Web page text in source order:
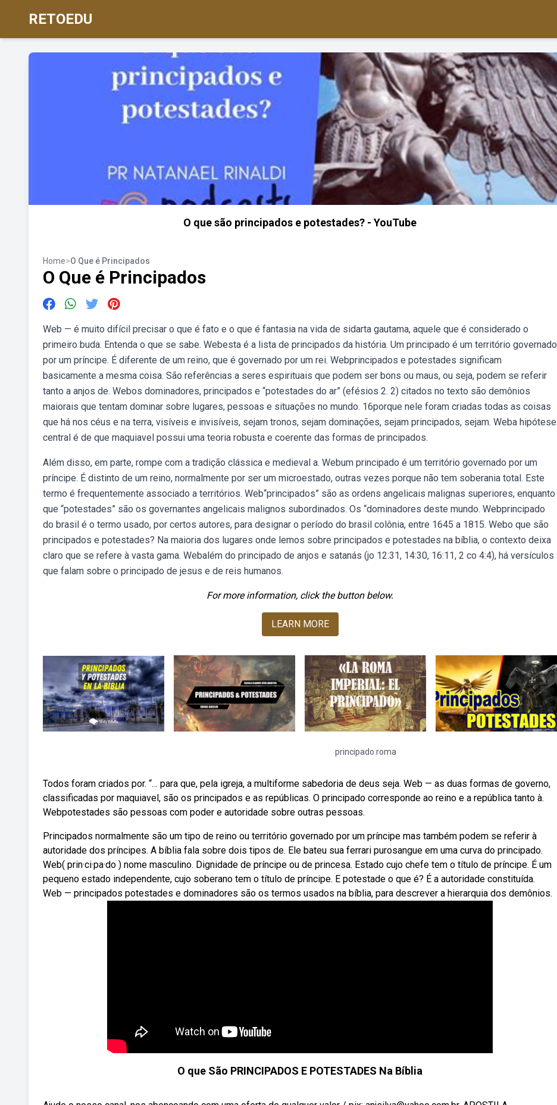
RETOEDU
O que são principados e potestades? - YouTube
Home>O Que é Principados
O Que é Principados
Web — é muito difícil precisar o que é fato e o que é fantasia na vida de sidarta gautama, aquele que é considerado o
primeiro buda. Entenda o que se sabe. Webesta é a lista de principados da história. Um principado é um território governado
por um príncipe. É diferente de um reino, que é governado por um rei. Webprincipados e potestades significam
basicamente a mesma coisa. São referências a seres espirituais que podem ser bons ou maus, ou seja, podem se referir
tanto a anjos de. Webos dominadores, principados e “potestades do ar” (efésios 2. 2) citados no texto são demônios
maiorais que tentam dominar sobre lugares, pessoas e situações no mundo. 16porque nele foram criadas todas as coisas
que há nos céus e na terra, visíveis e invisíveis, sejam tronos, sejam dominações, sejam principados, sejam. Weba hipótese
central é de que maquiavel possui uma teoria robusta e coerente das formas de principados.
Além disso, em parte, rompe com a tradição clássica e medieval a. Webum principado é um território governado por um
príncipe. É distinto de um reino, normalmente por ser um microestado, outras vezes porque não tem soberania total. Este
termo é frequentemente associado a territórios. Web“principados” são as ordens angelicais malignas superiores, enquanto
que “potestades” são os governantes angelicais malignos subordinados. Os “dominadores deste mundo. Webprincipado
do brasil é o termo usado, por certos autores, para designar o período do brasil colônia, entre 1645 a 1815. Webo que são
principados e potestades? Na maioria dos lugares onde lemos sobre principados e potestades na bíblia, o contexto deixa
claro que se refere à vasta gama. Webalém do principado de anjos e satanás (jo 12:31, 14:30, 16:11, 2 co 4:4), há versículos
que falam sobre o principado de jesus e de reis humanos.
For more information, click the button below.
LEARN MORE
principado roma
Todos foram criados por. “… para que, pela igreja, a multiforme sabedoria de deus seja. Web — as duas formas de governo,
classificadas por maquiavel, são os principados e as repúblicas. O principado corresponde ao reino e a república tanto à.
Webpotestades são pessoas com poder e autoridade sobre outras pessoas.
Principados normalmente são um tipo de reino ou território governado por um príncipe mas também podem se referir à
autoridade dos príncipes. A bíblia fala sobre dois tipos de. Ele bateu sua ferrari purosangue em uma curva do principado.
Web( prin·ci·pa·do ) nome masculino. Dignidade de príncipe ou de princesa. Estado cujo chefe tem o título de príncipe. É um
pequeno estado independente, cujo soberano tem o título de príncipe. E potestade o que é? É a autoridade constituída.
Web — principados potestades e dominadores são os termos usados na bíblia, para descrever a hierarquia dos demônios.
O que São PRINCIPADOS E POTESTADES Na Bíblia